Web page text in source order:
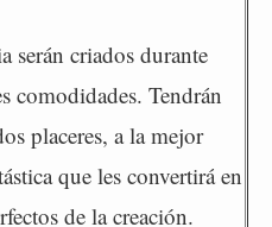
serán criados durante
comodidades. Tendrán
placeres, a la mejor
que les convertirá en
de la creación.